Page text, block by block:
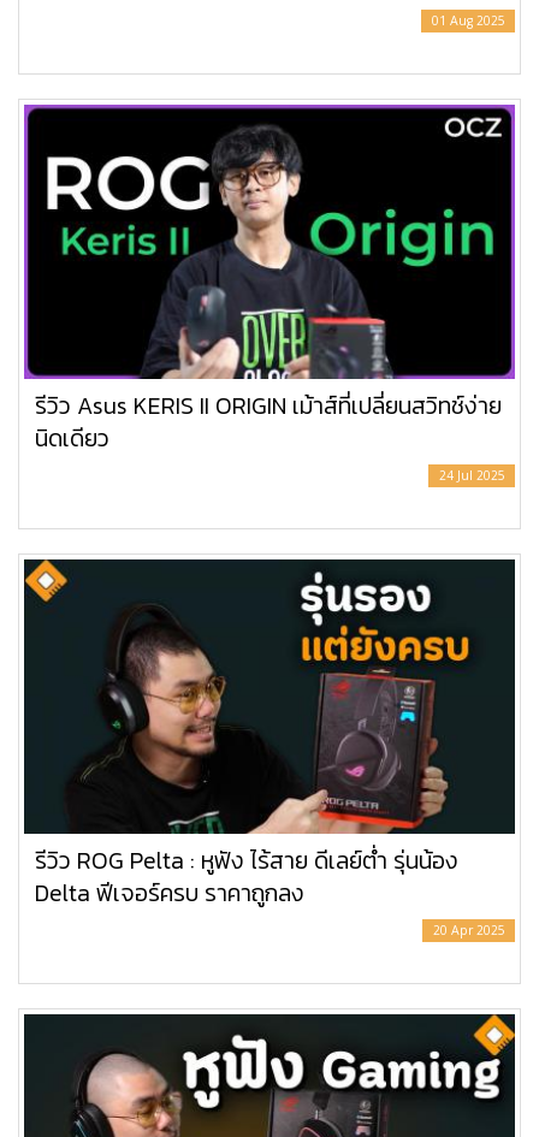
01 Aug 2025
รีวิว Asus KERIS II ORIGIN เม้าส์ที่เปลี่ยนสวิทช์ง่าย
นิดเดียว
24 Jul 2025
รีวิว ROG Pelta : หูฟัง ไร้สาย ดีเลย์ต่ำ รุ่นน้อง
Delta ฟีเจอร์ครบ ราคาถูกลง
20 Apr 2025